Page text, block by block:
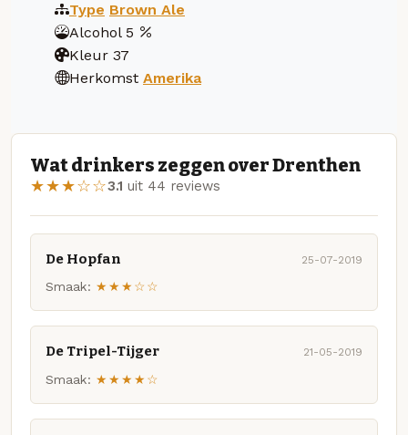
Type Brown Ale
Alcohol 5
Kleur 37
Herkomst Amerika
Wat drinkers zeggen over Drenthen
★★★☆☆3.1 uit 44 reviews
De Hopfan 25-07-2019
Smaak: ★★★☆☆
De Tripel-Tijger 21-05-2019
Smaak: ★★★★☆